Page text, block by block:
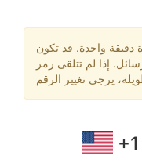
دقيقة واحدة. قد تكون
إذا لم تتلقى رمز